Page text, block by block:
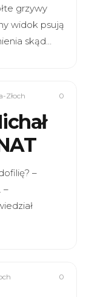
grzywy
widok psują
skąd…
Złoch 0
–
–
0